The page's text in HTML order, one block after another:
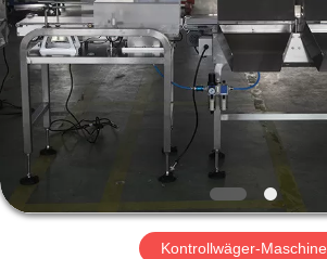
PRODUKTE
ÜBER
UNS
FABRIK
Kontrollwäger-Maschine